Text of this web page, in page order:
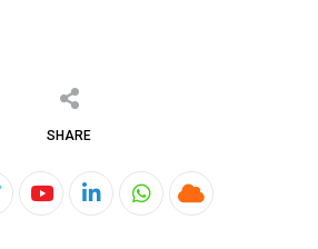
SHARE
YoutubeLinkedInWhatsapp
Cloud